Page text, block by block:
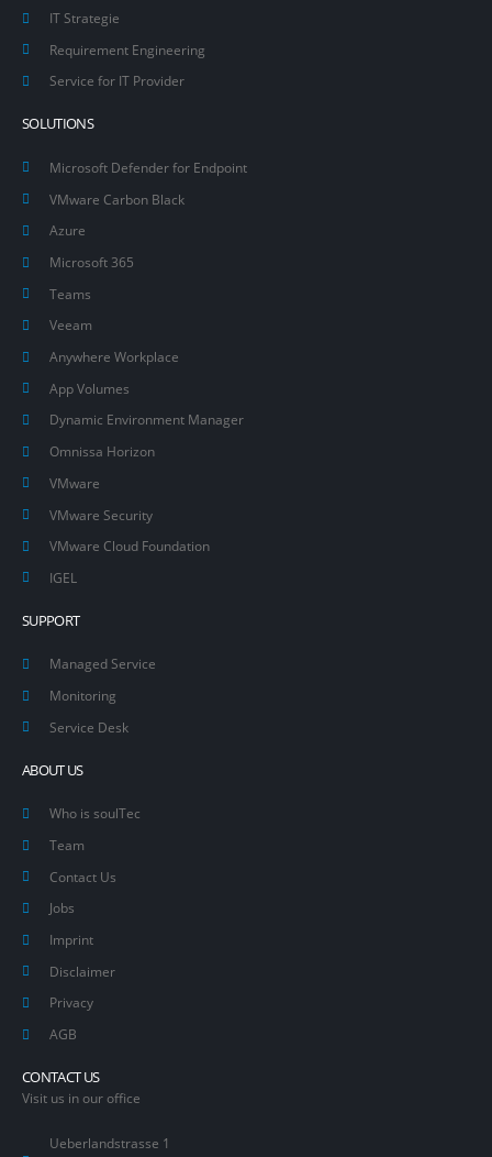
IT Strategie
Requirement Engineering
Service for IT Provider
SOLUTIONS
Microsoft Defender for Endpoint
VMware Carbon Black
Azure
Microsoft 365
Teams
Veeam
Anywhere Workplace
App Volumes
Dynamic Environment Manager
Omnissa Horizon
VMware
VMware Security
VMware Cloud Foundation
IGEL
SUPPORT
Managed Service
Monitoring
Service Desk
ABOUT US
Who is soulTec
Team
Contact Us
Jobs
Imprint
Disclaimer
Privacy
AGB
CONTACT US
Visit us in our office
Ueberlandstrasse 1